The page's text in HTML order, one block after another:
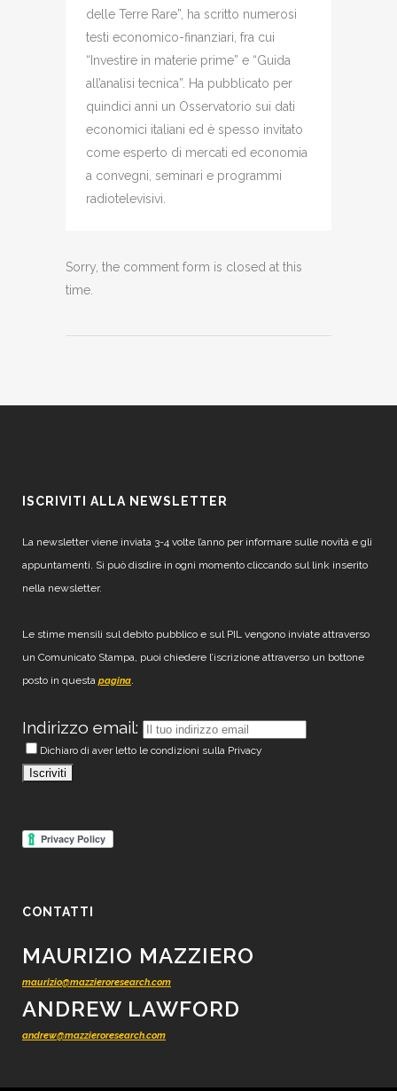
delle Terre Rare”, ha scritto numerosi
testi economico-finanziari, fra cui
“Investire in materie prime” e “Guida
all’analisi tecnica”. Ha pubblicato per
quindici anni un Osservatorio sui dati
economici italiani ed è spesso invitato
come esperto di mercati ed economia
a convegni, seminari e programmi
radiotelevisivi.
Sorry, the comment form is closed at this
time.
ISCRIVITI ALLA NEWSLETTER
La newsletter viene inviata 3-4 volte l’anno per informare sulle novità e gli
appuntamenti. Si può disdire in ogni momento cliccando sul link inserito
nella newsletter.
Le stime mensili sul debito pubblico e sul PIL vengono inviate attraverso
un Comunicato Stampa, puoi chiedere l’iscrizione attraverso un bottone
posto in questa pagina.
Indirizzo email:
Dichiaro di aver letto le condizioni sulla Privacy
CONTATTI
MAURIZIO MAZZIERO
maurizio@mazzieroresearch.com
ANDREW LAWFORD
andrew@mazzieroresearch.com